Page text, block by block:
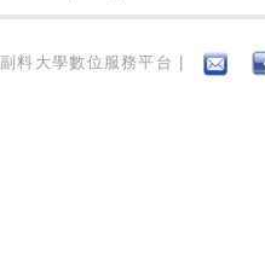
副料大學數位服務平台 |